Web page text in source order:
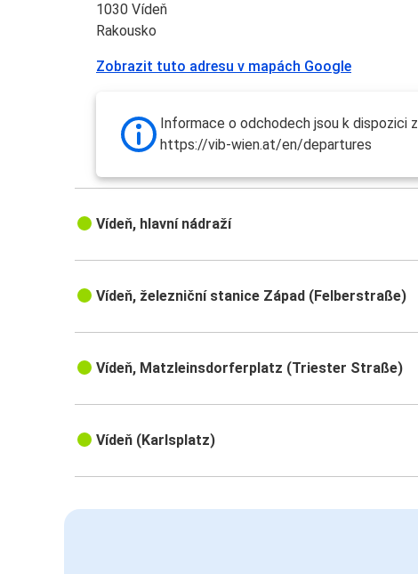
1030 Vídeň
Rakousko
Zobrazit tuto adresu v mapách Google
Informace o odchodech jsou k dispozici
https://vib-wien.at/en/departures
Vídeň, hlavní nádraží
Vídeň, železniční stanice Západ (Felberstraße)
Vídeň, Matzleinsdorferplatz (Triester Straße)
Vídeň (Karlsplatz)